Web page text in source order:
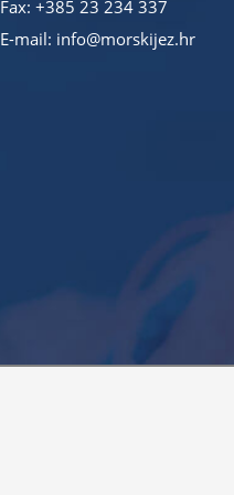
Fax: +385 23 234 337
E-mail: info@morskijez.hr